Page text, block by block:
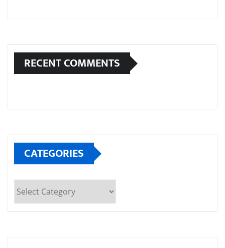
RECENT COMMENTS
CATEGORIES
Categories